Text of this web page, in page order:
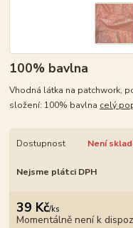
100% bavlna
Vhodná látka na patchwork,
složení: 100% bavlna celý
Dostupnost Není
Nejsme plátci DPH
39 Kč/ks
Momentálně není k